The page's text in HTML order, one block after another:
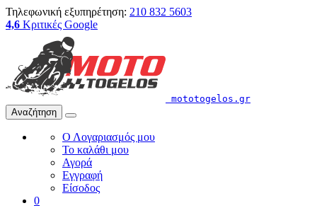
Τηλεφωνική εξυπηρέτηση: 210 832 5603
4,6 Κριτικές Google
mototogelos.gr
Αναζήτηση
Ο Λογαριασμός μου
Το καλάθι μου
Αγορά
Εγγραφή
Είσοδος
0